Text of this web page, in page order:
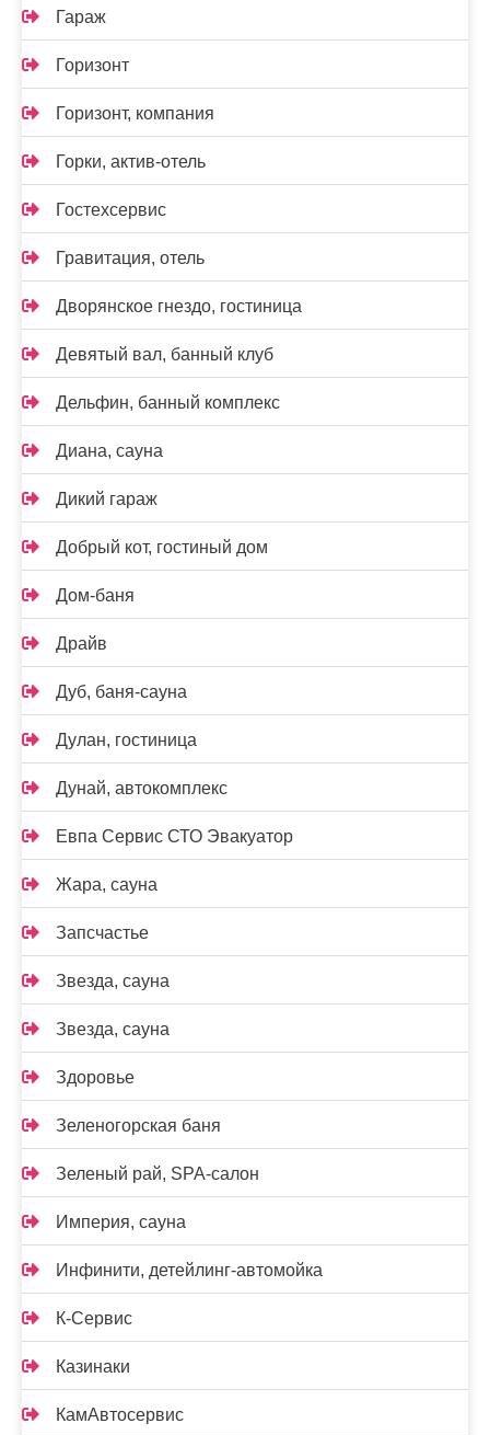
Гараж
Горизонт
Горизонт, компания
Горки, актив-отель
Гостехсервис
Гравитация, отель
Дворянское гнездо, гостиница
Девятый вал, банный клуб
Дельфин, банный комплекс
Диана, сауна
Дикий гараж
Добрый кот, гостиный дом
Дом-баня
Драйв
Дуб, баня-сауна
Дулан, гостиница
Дунай, автокомплекс
Евпа Сервис СТО Эвакуатор
Жара, сауна
Запсчастье
Звезда, сауна
Звезда, сауна
Здоровье
Зеленогорская баня
Зеленый рай, SPA-салон
Империя, сауна
Инфинити, детейлинг-автомойка
К-Сервис
Казинаки
КамАвтосервис